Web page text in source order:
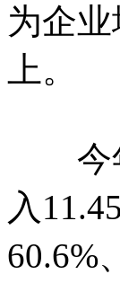
为企
上。
今年
入
60.6%